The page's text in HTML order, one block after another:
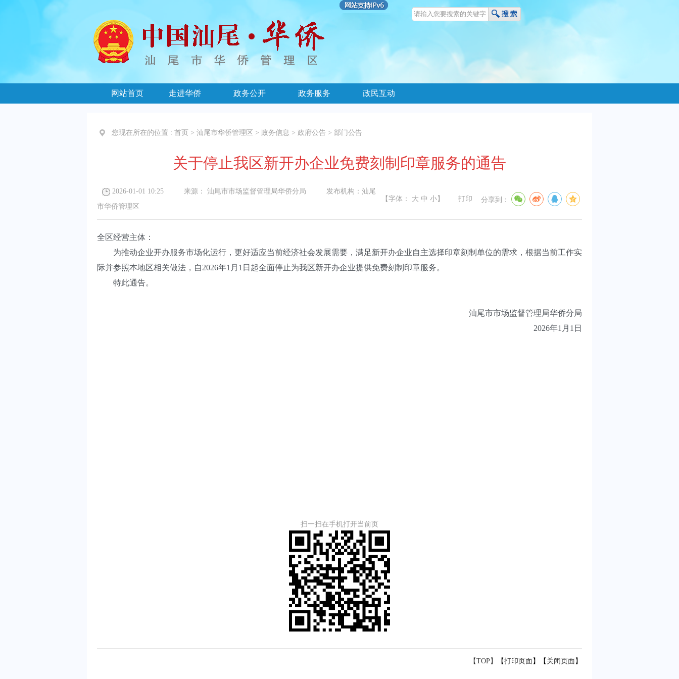
网站首页 走进华侨 政务公开 政务服务 政民互动
您现在所在的位置 : 首页 > 汕尾市华侨管理区 > 政务信息 > 政府公告 > 部门公告
关于停止我区新开办企业免费刻制印章服务的通告
2026-01-01 10:25 来源： 汕尾市市场监督管理局华侨分局 发布机构： 汕尾
市华侨管理区
【字体： 大 中 小 】 打印 分享到：
全区经营主体：
为推动企业开办服务市场化运行，更好适应当前经济社会发展需要，满足新开办企业自主选择印章刻制单位的需求，根据当前工作实
际并参照本地区相关做法，自2026年1月1日起全面停止为我区新开办企业提供免费刻制印章服务。
特此通告。
汕尾市市场监督管理局华侨分局
2026年1月1日
扫一扫在手机打开当前页
【TOP】 【打印页面 】【 关闭页面 】